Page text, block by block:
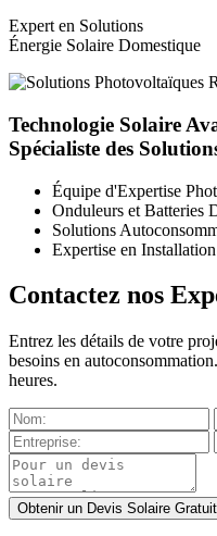
Expert en Solutions
Énergie Solaire Domestique
Technologie Solaire
Spécialiste des
Équipe d'Expertise
Onduleurs et Batteries
Solutions
Expertise en
Contactez nos
Entrez les détails de votre
besoins en
heures.